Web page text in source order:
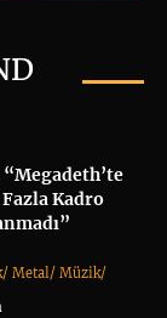
Fazla Kadro
/Metal/Müzik/